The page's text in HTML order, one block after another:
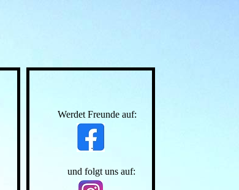
Werdet Freunde auf:
und folgt uns auf: